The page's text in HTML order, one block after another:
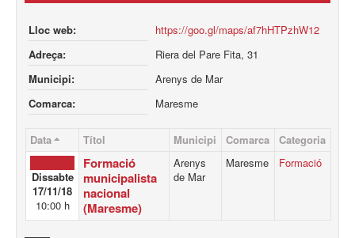
Lloc web:
https://goo.gl/maps/af7hHTPzhW12
Adreça:
Riera del Pare Fita, 31
Municipi:
Arenys de Mar
Comarca:
Maresme
Data Títol Municipi Comarca Categoria
Dissabte
17/11/18
10:00 h
Formació
municipalista
nacional
(Maresme)
Arenys
de Mar
Maresme Formació